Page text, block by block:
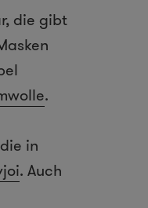
die gibt
.
in
. Auch